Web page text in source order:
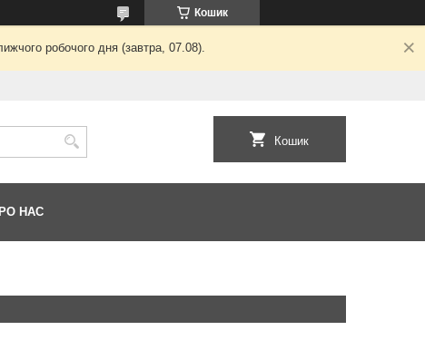
Кошик
робочого дня (завтра, 07.08).
Кошик
НАС